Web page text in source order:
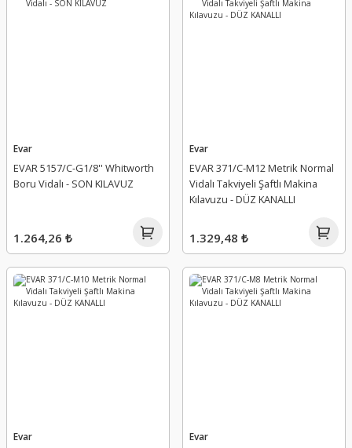
Evar
EVAR 5157/C-G1/8'' Whitworth
Boru Vidalı - SON KILAVUZ
1.264,26 ₺
Evar
EVAR 371/C-M12 Metrik Normal
Vidalı Takviyeli Şaftlı Makina
Kılavuzu - DÜZ KANALLI
1.329,48 ₺
Evar Evar